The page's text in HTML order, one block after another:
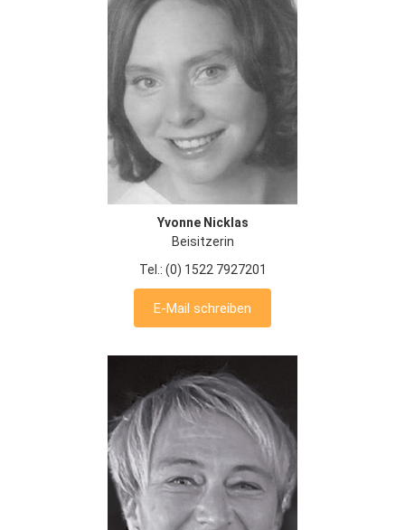
Yvonne Nicklas
Beisitzerin
Tel.: (0) 1522 7927201
E-Mail schreiben